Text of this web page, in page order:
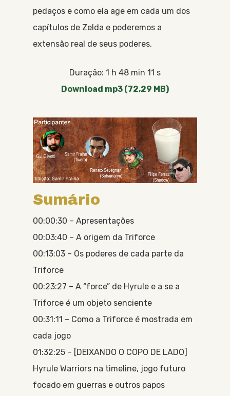
pedaços e como ela age em cada um dos
capítulos de Zelda e poderemos a
extensão real de seus poderes.
Duração: 1 h 48 min 11 s
Download mp3 (72,29 MB)
Sumário
00:00:30 – Apresentações
00:03:40 – A origem da Triforce
00:13:03 – Os poderes de cada parte da
Triforce
00:23:27 – A “force” de Hyrule e a se a
Triforce é um objeto senciente
00:31:11 – Como a Triforce é mostrada em
cada jogo
01:32:25 – [DEIXANDO O COPO DE LADO]
Hyrule Warriors na timeline, jogo futuro
focado em guerras e outros papos